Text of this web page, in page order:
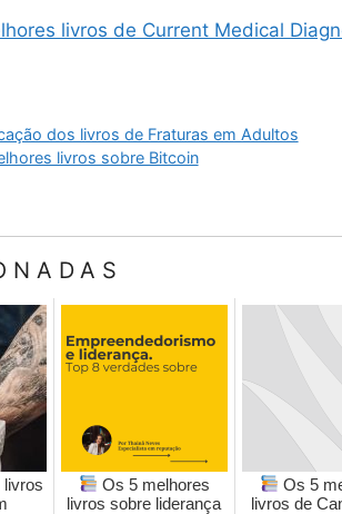
livros de Current Medical
dos livros de Fraturas em Adultos
livros sobre Bitcoin
livros
Os 5 melhores
livros sobre liderança
Os 5
livros de